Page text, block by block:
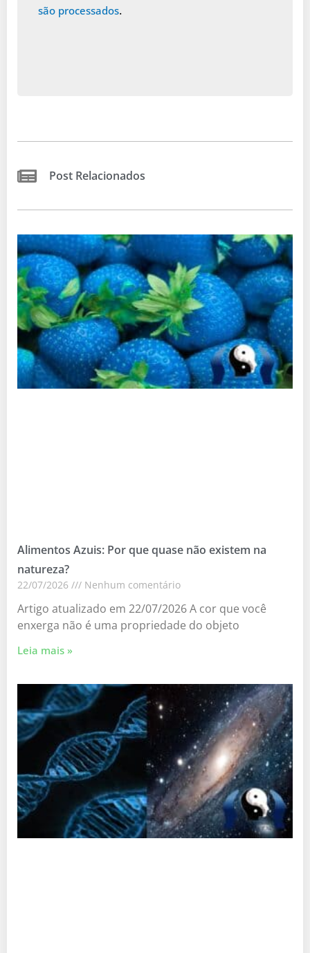
são processados.
Post Relacionados
Alimentos Azuis: Por que quase não existem na
natureza?
22/07/2026 Nenhum comentário
Artigo atualizado em 22/07/2026 A cor que você
enxerga não é uma propriedade do objeto
Leia mais »